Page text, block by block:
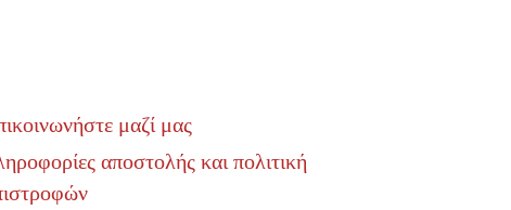
μαζί μας
αποστολής και πολιτική